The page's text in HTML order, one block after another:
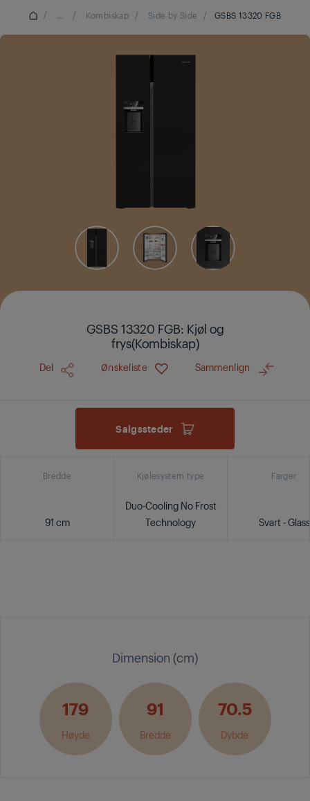
/ ... / Kombiskap / Side by Side / GSBS 13320 FGB
GSBS 13320 FGB: Kjøl og
frys(Kombiskap)
Del Ønskeliste Sammenlign
Salgssteder
Bredde
91 cm
Kjølesystem type
Duo-Cooling No Frost
Technology
Farger
Svart - Glass
Dimension (cm)
179
Høyde
91
Bredde
70.5
Dybde